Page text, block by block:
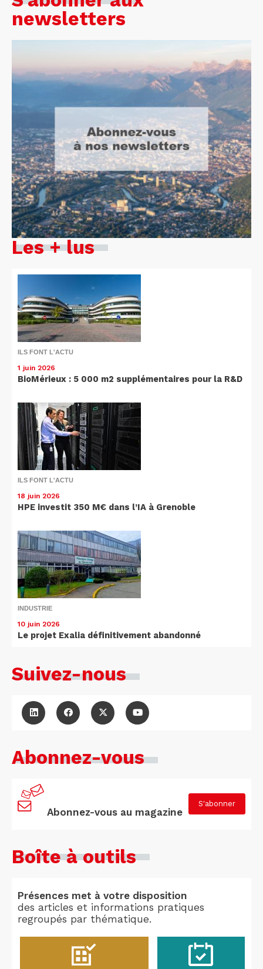
newsletters
Les + lus
ILS FONT L'ACTU
1 juin 2026
BioMérieux : 5 000 m2 supplémentaires pour la R&D
ILS FONT L'ACTU
18 juin 2026
HPE investit 350 M€ dans l’IA à Grenoble
INDUSTRIE
10 juin 2026
Le projet Exalia définitivement abandonné
Suivez-nous
Abonnez-vous
Abonnez-vous au magazine
S'abonner
Boîte à outils
Présences met à votre disposition
des articles et informations pratiques
regroupés par thématique.